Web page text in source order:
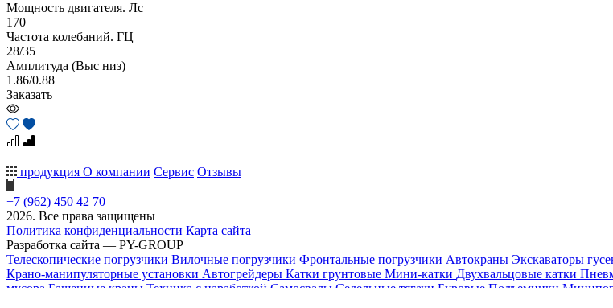
Мощность двигателя. Лс
170
Частота колебаний. ГЦ
28/35
Амплитуда (Выс низ)
1.86/0.88
Заказать
продукция О компании Сервис Отзывы
+7 (962) 450 42 70
2026. Все права защищены
Политика конфиденциальности Карта сайта
Разработка сайта — PY-GROUP
Телескопические погрузчики Вилочные погрузчики Фронтальные погрузчики Автокраны Экскаваторы
Крано-манипуляторные установки Автогрейдеры Катки грунтовые Мини-катки Двухвальцовые катки
мусора Башенные краны Техника с наработкой Самосвалы Седельные тягачи Буровые Подъемники